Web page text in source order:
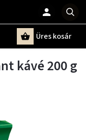
Üres kosár
kávé 200 g